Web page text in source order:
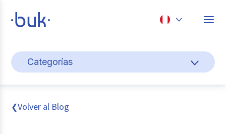
Perú
Categorías
Gestión de personas
Cultura y bienestar laboral
❮Volver al Blog